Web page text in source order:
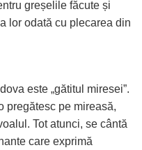
greșelile făcute și
lor odată cu plecarea din
este „gătitul miresei”.
pregătesc pe mireasă,
Tot atunci, se cântă
care exprimă